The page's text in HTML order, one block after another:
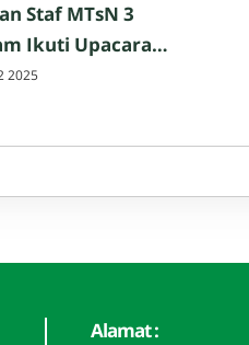
Staf MTsN 3
Ikuti Upacara
Hari Santri
2025
Alamat :